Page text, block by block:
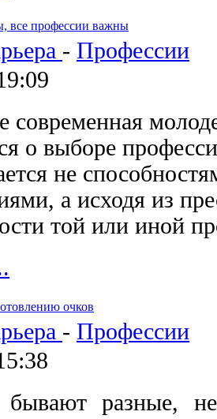
все профессии важны
- Профессии
современная
о выборе
не
а исходя из
той или иной
очков
- Профессии
бывают разные,